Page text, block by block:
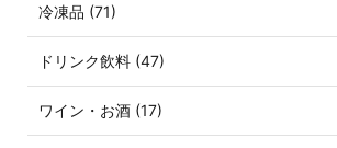
冷凍品 (71)
ドリンク飲料 (47)
ワイン・お酒 (17)